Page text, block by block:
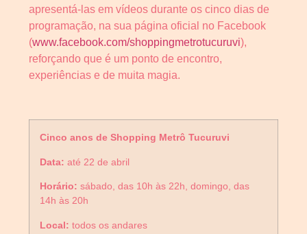
apresentá-las em vídeos durante os cinco dias de
programação, na sua página oficial no Facebook
(www.facebook.com/shoppingmetrotucuruvi),
reforçando que é um ponto de encontro,
experiências e de muita magia.
Cinco anos de Shopping Metrô Tucuruvi
Data: até 22 de abril
Horário: sábado, das 10h às 22h, domingo, das
14h às 20h
Local: todos os andares